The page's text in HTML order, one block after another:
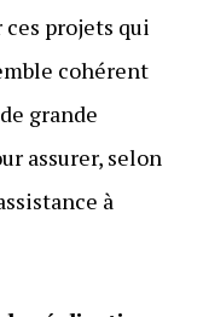
projets qui
cohérent
grande
assurer, selon
à